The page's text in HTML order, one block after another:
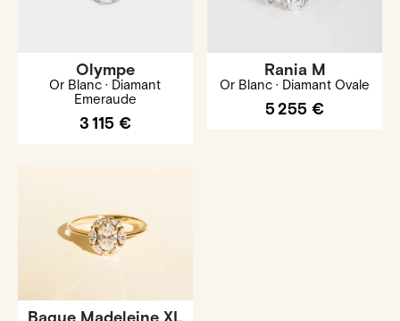
Olympe
Or Blanc · Diamant
Emeraude
3 115 €
Rania M
Or Blanc · Diamant Ovale
5 255 €